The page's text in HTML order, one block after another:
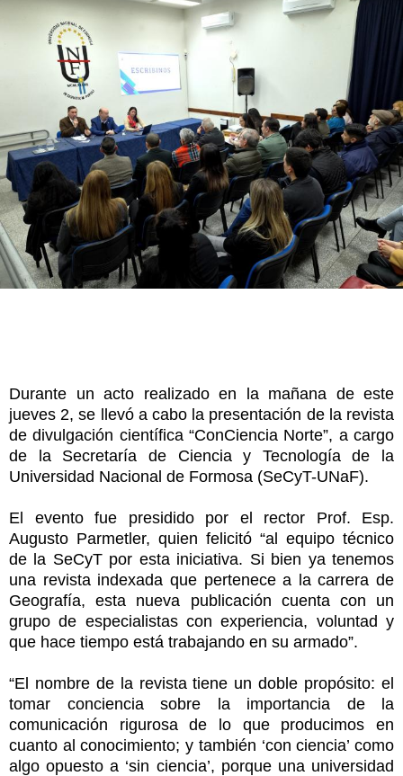
Durante un acto realizado en la mañana de este
jueves 2, se llevó a cabo la presentación de la revista
de divulgación científica “ConCiencia Norte”, a cargo
de la Secretaría de Ciencia y Tecnología de la
Universidad Nacional de Formosa (SeCyT-UNaF).
El evento fue presidido por el rector Prof. Esp.
Augusto Parmetler, quien felicitó “al equipo técnico
de la SeCyT por esta iniciativa. Si bien ya tenemos
una revista indexada que pertenece a la carrera de
Geografía, esta nueva publicación cuenta con un
grupo de especialistas con experiencia, voluntad y
que hace tiempo está trabajando en su armado”.
“El nombre de la revista tiene un doble propósito: el
tomar conciencia sobre la importancia de la
comunicación rigurosa de lo que producimos en
cuanto al conocimiento; y también ‘con ciencia’ como
algo opuesto a ‘sin ciencia’, porque una universidad